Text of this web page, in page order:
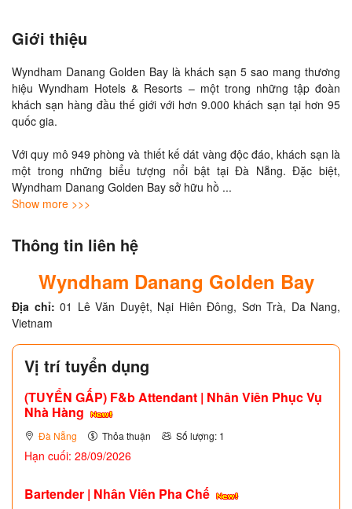
Giới thiệu
Wyndham Danang Golden Bay là khách sạn 5 sao mang thương
hiệu Wyndham Hotels & Resorts – một trong những tập đoàn
khách sạn hàng đầu thế giới với hơn 9.000 khách sạn tại hơn 95
quốc gia.
Với quy mô 949 phòng và thiết kế dát vàng độc đáo, khách sạn là
một trong những biểu tượng nổi bật tại Đà Nẵng. Đặc biệt,
Wyndham Danang Golden Bay sở hữu hồ ...
Show more >>>
Thông tin liên hệ
Wyndham Danang Golden Bay
Địa chỉ: 01 Lê Văn Duyệt, Nại Hiên Đông, Sơn Trà, Da Nang,
Vietnam
Vị trí tuyển dụng
(TUYỂN GẤP) F&b Attendant | Nhân Viên Phục Vụ
Nhà Hàng
Đà Nẵng Thỏa thuận Số lượng: 1
Hạn cuối: 28/09/2026
Bartender | Nhân Viên Pha Chế